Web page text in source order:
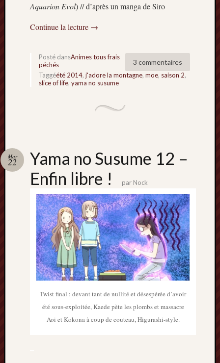
Aquarion Evol) // d’après un manga de Siro
Continue la lecture →
3 commentaires
Posté dansAnimes tous frais
péchés
Taggéété 2014, j'adore la montagne, moe, saison 2,
slice of life, yama no susume
Yama no Susume 12 –
Enfin libre !
Mar
22
par Nock
Twist final : devant tant de nullité et désespérée d’avoir
été sous-exploitée, Kaede pète les plombs et massacre
Aoi et Kokona à coup de couteau, Higurashi-style.